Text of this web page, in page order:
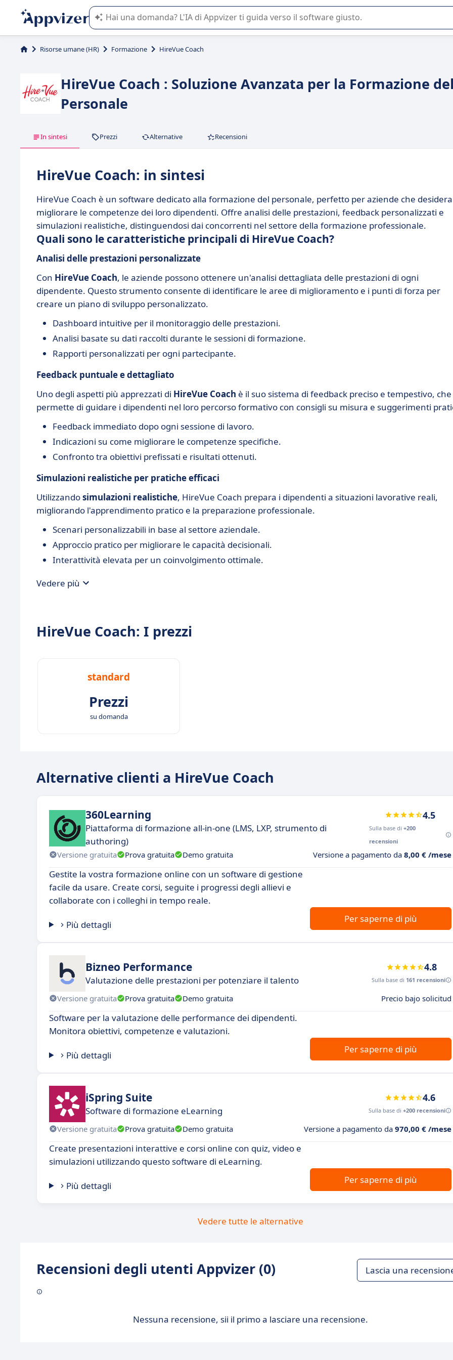
L'IA di Appvizer vi guida nell'utilizzo o nella scelta di un software SaaS per la vostra azienda.
Risorse umane (HR) Formazione HireVue Coach
HireVue Coach : Soluzione Avanzata per la Formazione
Personale
In sintesi Prezzi Alternative Recensioni
HireVue Coach: in sintesi
HireVue Coach è un software dedicato alla formazione del personale, perfetto per aziende che
migliorare le competenze dei loro dipendenti. Offre analisi delle prestazioni, feedback personalizzati e
simulazioni realistiche, distinguendosi dai concorrenti nel settore della formazione professionale.
Quali sono le caratteristiche principali di HireVue Coach?
Analisi delle prestazioni personalizzate
Con HireVue Coach, le aziende possono ottenere un'analisi dettagliata delle prestazioni di ogni
dipendente. Questo strumento consente di identificare le aree di miglioramento e i punti di forza per
creare un piano di sviluppo personalizzato.
Dashboard intuitive per il monitoraggio delle prestazioni.
Analisi basate su dati raccolti durante le sessioni di formazione.
Rapporti personalizzati per ogni partecipante.
Feedback puntuale e dettagliato
Uno degli aspetti più apprezzati di HireVue Coach è il suo sistema di feedback preciso e tempestivo, che
permette di guidare i dipendenti nel loro percorso formativo con consigli su misura e suggerimenti
Feedback immediato dopo ogni sessione di lavoro.
Indicazioni su come migliorare le competenze specifiche.
Confronto tra obiettivi prefissati e risultati ottenuti.
Simulazioni realistiche per pratiche efficaci
Utilizzandosimulazioni realistiche, HireVue Coach prepara i dipendenti a situazioni lavorative reali,
migliorando l'apprendimento pratico e la preparazione professionale.
Scenari personalizzabili in base al settore aziendale.
Approccio pratico per migliorare le capacità decisionali.
Interattività elevata per un coinvolgimento ottimale.
Vedere più
HireVue Coach: I prezzi
standard
Prezzi
su domanda
Alternative clienti a HireVue Coach
360Learning
Piattaforma di formazione all-in-one (LMS, LXP, strumento di
authoring)
4.5
Sulla base di+200
recensioni
Versione gratuita Prova gratuita Demo gratuita Versione a pagamento da 8,00 € /mese
Gestite la vostra formazione online con un software di gestione
facile da usare. Create corsi, seguite i progressi degli allievi e
collaborate con i colleghi in tempo reale.
Più dettagli
Per saperne di più
Bizneo Performance
Valutazione delle prestazioni per potenziare il talento
4.8
Sulla base di 161 recensioni
Versione gratuita Prova gratuita Demo gratuita Precio bajo solicitud
Software per la valutazione delle performance dei dipendenti.
Monitora obiettivi, competenze e valutazioni.
Più dettagli
Per saperne di più
iSpring Suite
Software di formazione eLearning
4.6
Sulla base di +200 recensioni
Versione gratuita Prova gratuita Demo gratuita Versione a pagamento da 970,00 € /mese
Create presentazioni interattive e corsi online con quiz, video e
simulazioni utilizzando questo software di eLearning.
Più dettagli
Per saperne di più
Vedere tutte le alternative
Recensioni degli utenti Appvizer (0) Lascia una
Nessuna recensione, sii il primo a lasciare una recensione.